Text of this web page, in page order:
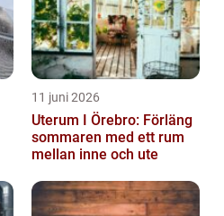
11 juni 2026
Uterum I Örebro: Förläng
sommaren med ett rum
mellan inne och ute